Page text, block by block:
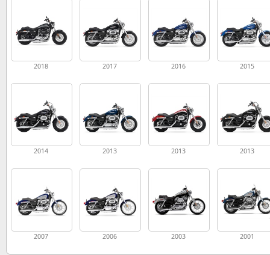
2018 2017 2016 2015
2014 2013 2013 2013
2007 2006 2003 2001